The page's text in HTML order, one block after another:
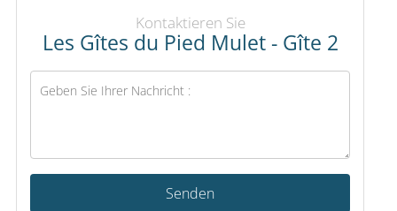
Kontaktieren Sie
Les Gîtes du Pied Mulet - Gîte 2
Senden